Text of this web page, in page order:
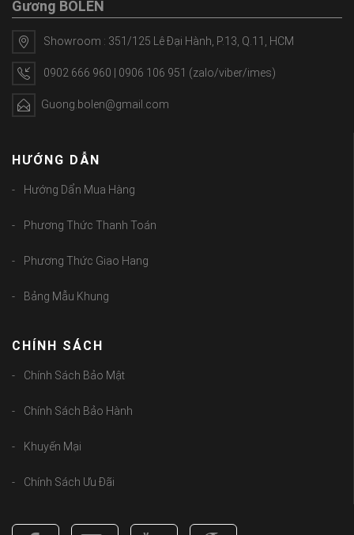
Gương BOLEN
Showroom : 351/125 Lê Đại Hành, P.13, Q.11, HCM
0902 666 960 | 0906 106 951 (zalo/viber/imes)
Guong.bolen@gmail.com
HƯỚNG DẪN
Hướng Dẩn Mua Hàng
Phương Thức Thanh Toán
Phương Thức Giao Hang
Bảng Mẫu Khung
CHÍNH SÁCH
Chính Sách Bảo Mật
Chính Sách Bảo Hành
Khuyến Mại
Chính Sách Ưu Đãi